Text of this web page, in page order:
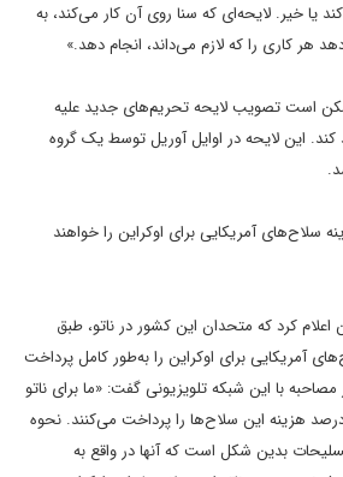
یا خیر. لایحه‌ای که سنا روی آن کار می‌کند، به
هر کاری را که لازم می‌داند، انجام دهد.»
است تصویب لایحه تحریم‌های جدید علیه
کند. این لایحه در اوایل آوریل توسط یک گروه
سلاح‌های آمریکایی برای اوکراین را خواهند
کرد که متحدان این کشور در ناتو، طبق
آمریکایی برای اوکراین را به‌طور کامل پرداخت
با این شبکه تلویزیونی گفت: «ما برای ناتو
می‌فرستیم و آنها 100 درصد هزینه این سلاح‌ها را پرداخت می‌کنند. نحوه
بدین شکل است که آنها در واقع به